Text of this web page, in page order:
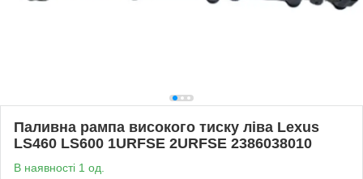
Паливна рампа високого тиску ліва Lexus
LS460 LS600 1URFSE 2URFSE 2386038010
В наявності 1 од.